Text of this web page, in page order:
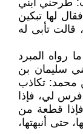
طرحني ابني
لها تبكين
قالت تأبى له
رواه المبرد
سليمان بن
محمد: تكاذب
لي، فإذا
قطعة من
حتى أنبهتها،